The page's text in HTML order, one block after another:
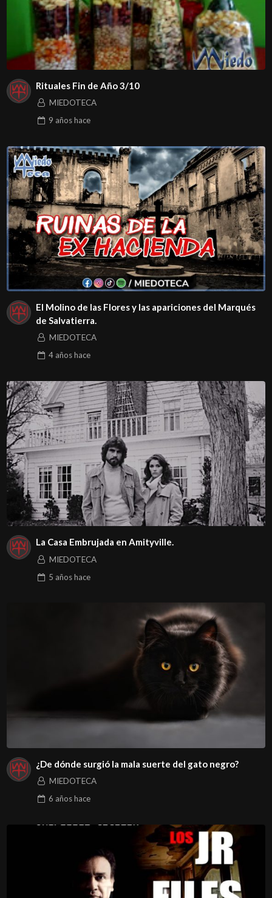
Rituales Fin de Año 3/10
MIEDOTECA
9 añoshace
El Molino de las Flores y las apariciones del Marqués
de Salvatierra.
MIEDOTECA
4 añoshace
La Casa Embrujada en Amityville.
MIEDOTECA
5 añoshace
¿De dónde surgió la mala suerte del gato negro?
MIEDOTECA
6 añoshace